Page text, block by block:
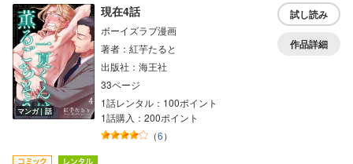
マンガ｜話
現在4話
ボーイズラブ漫画
著者：紅芋たると
出版社：海王社
33ページ
1話レンタル：100ポイント
1話購入：200ポイント
（6）
試し読み
作品詳細